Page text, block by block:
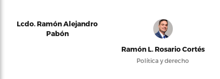
Lcdo. Ramón Alejandro
Pabón
Ramón L. Rosario Cortés
Política y derecho